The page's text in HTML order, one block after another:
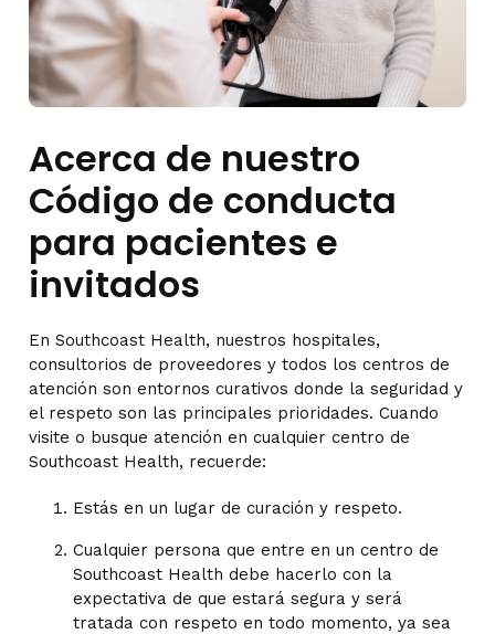
Acerca de nuestro
Código de conducta
para pacientes e
invitados
En Southcoast Health, nuestros hospitales,
consultorios de proveedores y todos los centros de
atención son entornos curativos donde la seguridad y
el respeto son las principales prioridades. Cuando
visite o busque atención en cualquier centro de
Southcoast Health, recuerde:
Estás en un lugar de curación y respeto.
Cualquier persona que entre en un centro de
Southcoast Health debe hacerlo con la
expectativa de que estará segura y será
tratada con respeto en todo momento, ya sea